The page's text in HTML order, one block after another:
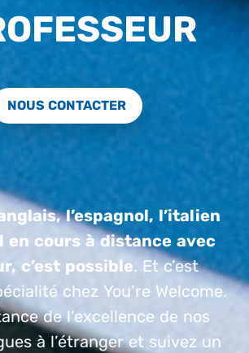
NOUS CONTACTER
l’espagnol, l’italien
en cours à distance avec
c’est possible. Et c’est
chez You’re Welcome.
de l’excellence de nos
à l’étranger et suivez un